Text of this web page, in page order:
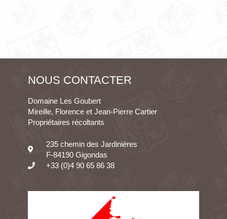
NOUS CONTACTER
Domaine Les Goubert
Mireille, Florence et Jean-Pierre Cartier
Propriétaires récoltants
235 chemin des Jardinières
F-84190 Gigondas
+33 (0)4 90 65 86 38